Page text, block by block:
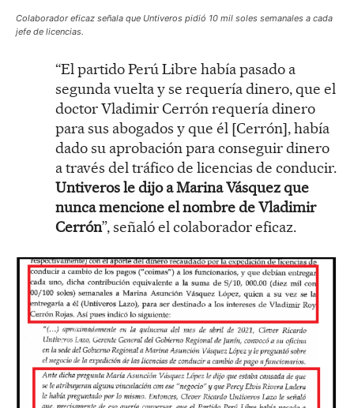
Colaborador eficaz señala que Untiveros pidió 10 mil soles semanales a cada
jefe de licencias.
“El partido Perú Libre había pasado a
segunda vuelta y se requería dinero, que el
doctor Vladimir Cerrón requería dinero
para sus abogados y que él [Cerrón], había
dado su aprobación para conseguir dinero
a través del tráfico de licencias de conducir.
Untiveros le dijo a Marina Vásquez que
nunca mencione el nombre de Vladimir
Cerrón”, señaló el colaborador eficaz.